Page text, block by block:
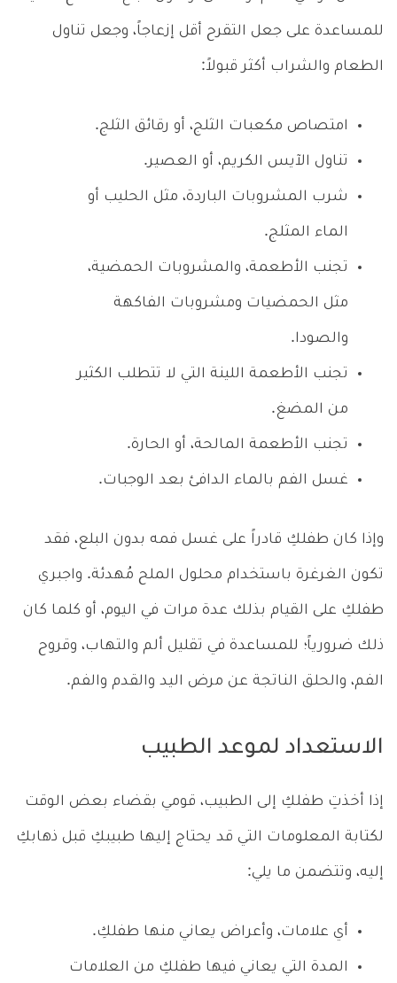
للمساعدة على جعل التقرح أقل إزعاجاً، وجعل تناول
الطعام والشراب أكثر قبولاً:
امتصاص مكعبات الثلج، أو رقائق الثلج.
تناول الآيس الكريم، أو العصير.
شرب المشروبات الباردة، مثل الحليب أو
الماء المثلج.
تجنب الأطعمة، والمشروبات الحمضية،
مثل الحمضيات ومشروبات الفاكهة
والصودا.
تجنب الأطعمة اللينة التي لا تتطلب الكثير
من المضغ.
تجنب الأطعمة المالحة، أو الحارة.
غسل الفم بالماء الدافئ بعد الوجبات.
وإذا كان طفلكِ قادراً على غسل فمه بدون البلع، فقد
تكون الغرغرة باستخدام محلول الملح مُهدئة. واجبري
طفلكِ على القيام بذلك عدة مرات في اليوم، أو كلما كان
ذلك ضرورياً؛ للمساعدة في تقليل ألم والتهاب، وقروح
الفم، والحلق الناتجة عن مرض اليد والقدم والفم.
الاستعداد لموعد الطبيب
إذا أخذتِ طفلكِ إلى الطبيب، قومي بقضاء بعض الوقت
لكتابة المعلومات التي قد يحتاج إليها طبيبكِ قبل ذهابكِ
إليه، وتتضمن ما يلي:
أي علامات، وأعراض يعاني منها طفلكِ.
المدة التي يعاني فيها طفلكِ من العلامات